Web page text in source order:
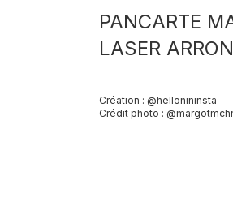
PANCARTE
LASER
Création : @hellonininsta
Crédit photo :